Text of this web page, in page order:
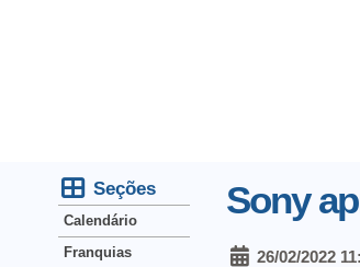
Sony
26/02/2022
Seções
Calendário
Franquias